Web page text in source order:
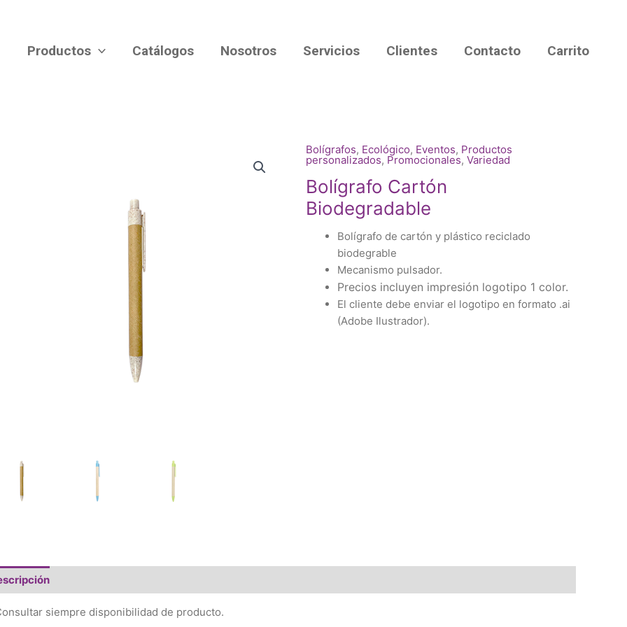
Productos Catálogos Nosotros Servicios Clientes Contacto Carrito
Bolígrafos, Ecológico, Eventos, Productos
personalizados, Promocionales,Variedad
Bolígrafo Cartón
Biodegradable
Bolígrafo de cartón y plástico reciclado
biodegrable
Mecanismo pulsador.
Precios incluyen impresión logotipo 1 color.
El cliente debe enviar el logotipo en formato .ai
(Adobe Ilustrador).
siempre disponibilidad de producto.